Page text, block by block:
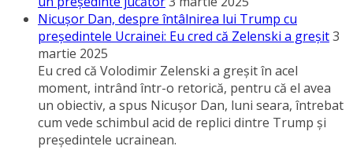
Nicuşor Dan, despre întâlnirea lui Trump cu
preşedintele Ucrainei: Eu cred că Zelenski a greşit3
martie 2025
Eu cred că Volodimir Zelenski a greşit în acel
moment, intrând într-o retorică, pentru că el avea
un obiectiv, a spus Nicuşor Dan, luni seara, întrebat
cum vede schimbul acid de replici dintre Trump şi
preşedintele ucrainean.